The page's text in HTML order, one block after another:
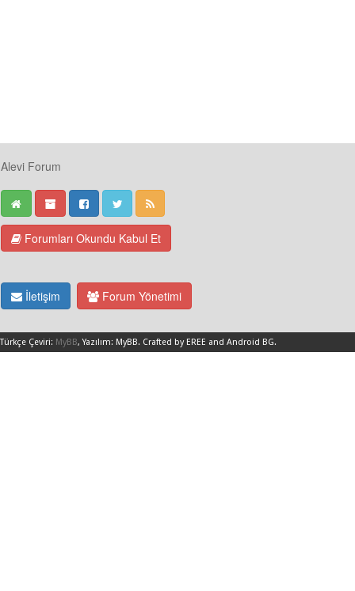
Alevi Forum
Forumları Okundu Kabul Et
İletişim Forum Yönetimi
Türkçe Çeviri: MyBB, Yazılım: MyBB. Crafted by EREE and Android BG.